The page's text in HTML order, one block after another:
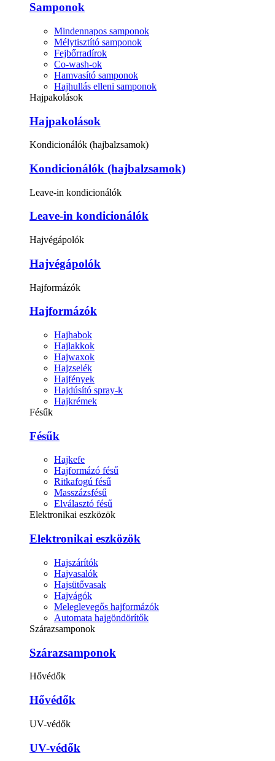
Samponok
Mindennapos samponok
Mélytisztító samponok
Fejbőrradírok
Co-wash-ok
Hamvasító samponok
Hajhullás elleni samponok
Hajpakolások
Hajpakolások
Kondicionálók (hajbalzsamok)
Kondicionálók (hajbalzsamok)
Leave-in kondicionálók
Leave-in kondicionálók
Hajvégápolók
Hajvégápolók
Hajformázók
Hajformázók
Hajhabok
Hajlakkok
Hajwaxok
Hajzselék
Hajfények
Hajdúsító spray-k
Hajkrémek
Fésűk
Fésűk
Hajkefe
Hajformázó fésű
Ritkafogú fésű
Masszázsfésű
Elválasztó fésű
Elektronikai eszközök
Elektronikai eszközök
Hajszárítók
Hajvasalók
Hajsütővasak
Hajvágók
Meleglevegős hajformázók
Automata hajgöndörítők
Szárazsamponok
Szárazsamponok
Hővédők
Hővédők
UV-védők
UV-védők